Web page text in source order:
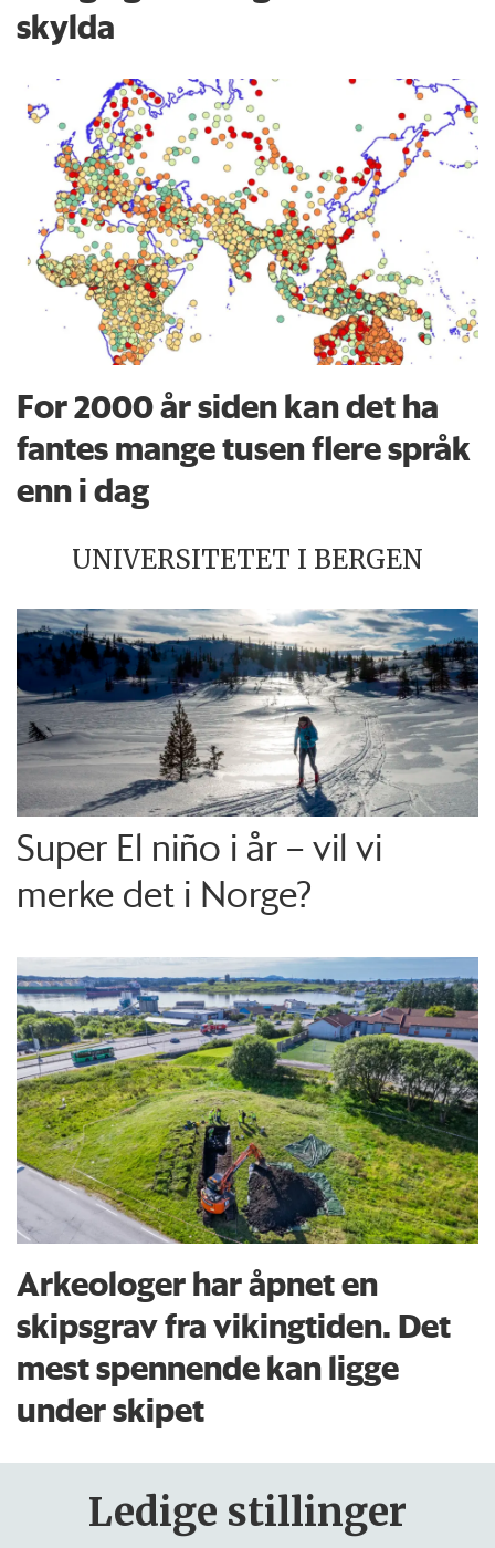
skylda
For 2000 år siden kan det ha
fantes mange tusen flere språk
enn i dag
UNIVERSITETET I BERGEN
Super El niño i år – vil vi
merke det i Norge?
Arkeologer har åpnet en
skipsgrav fra vikingtiden. Det
mest spennende kan ligge
under skipet
Ledige stillinger